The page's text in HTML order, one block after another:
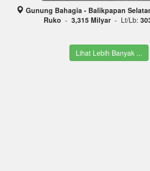
Gunung Bahagia - Balikpapan
Ruko - 3,315 Milyar - Lt/Lb:
Lihat Lebih Banyak ...